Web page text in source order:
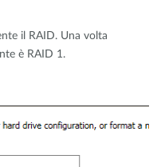
il RAID. Una volta
è RAID 1.